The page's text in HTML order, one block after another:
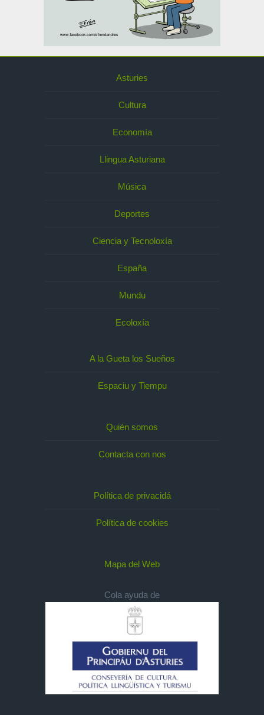
Asturies
Cultura
Economía
Llingua Asturiana
Música
Deportes
Ciencia y Tecnoloxía
España
Mundu
Ecoloxía
A la Gueta los Sueños
Espaciu y Tiempu
Quién somos
Contacta con nos
Política de privacidá
Política de cookies
Mapa del Web
Cola ayuda de